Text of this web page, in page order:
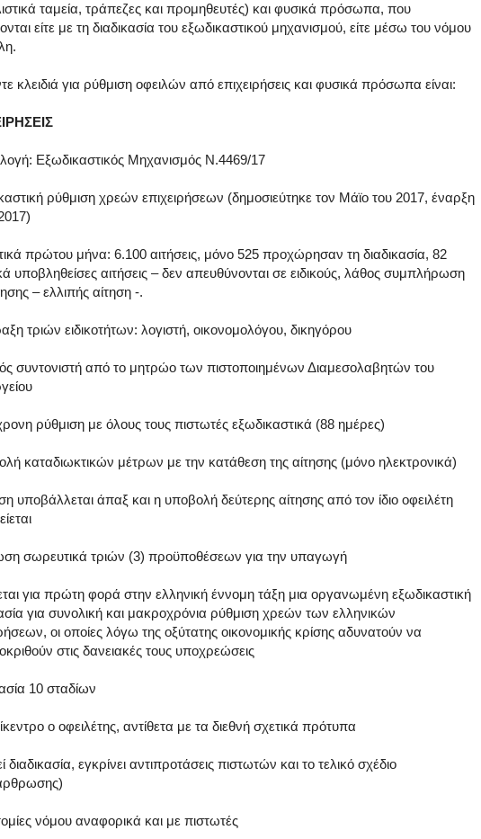
ταμεία, τράπεζες και προμηθευτές) και φυσικά πρόσωπα, που
είτε με τη διαδικασία του εξωδικαστικού μηχανισμού, είτε μέσω του νόμου
κλειδιά για ρύθμιση οφειλών από επιχειρήσεις και φυσικά πρόσωπα είναι:
Εξωδικαστικός Μηχανισμός Ν.4469/17
ρύθμιση χρεών επιχειρήσεων (δημοσιεύτηκε τον Μάϊο του 2017, έναρξη
πρώτου μήνα: 6.100 αιτήσεις, μόνο 525 προχώρησαν τη διαδικασία, 82
υποβληθείσες αιτήσεις – δεν απευθύνονται σε ειδικούς, λάθος συμπλήρωση
– ελλιπής αίτηση -.
τριών ειδικοτήτων: λογιστή, οικονομολόγου, δικηγόρου
συντονιστή από το μητρώο των πιστοποιημένων Διαμεσολαβητών του
ρύθμιση με όλους τους πιστωτές εξωδικαστικά (88 ημέρες)
καταδιωκτικών μέτρων με την κατάθεση της αίτησης (μόνο ηλεκτρονικά)
υποβάλλεται άπαξ και η υποβολή δεύτερης αίτησης από τον ίδιο οφειλέτη
σωρευτικά τριών (3) προϋποθέσεων για την υπαγωγή
για πρώτη φορά στην ελληνική έννομη τάξη μια οργανωμένη εξωδικαστική
για συνολική και μακροχρόνια ρύθμιση χρεών των ελληνικών
οι οποίες λόγω της οξύτατης οικονομικής κρίσης αδυνατούν να
στις δανειακές τους υποχρεώσεις
10 σταδίων
ο οφειλέτης, αντίθετα με τα διεθνή σχετικά πρότυπα
διαδικασία, εγκρίνει αντιπροτάσεις πιστωτών και το τελικό σχέδιο
νόμου αναφορικά και με πιστωτές